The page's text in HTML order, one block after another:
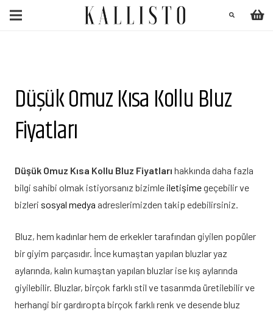
Düşük Omuz Kısa Kollu Bluz
Fiyatları
Düşük Omuz Kısa Kollu Bluz Fiyatları hakkında daha fazla
bilgi sahibi olmak istiyorsanız bizimle iletişimegeçebilir ve
bizleri sosyal medya adreslerimizden takip edebilirsiniz.
Bluz, hem kadınlar hem de erkekler tarafından giyilen popüler
bir giyim parçasıdır. İnce kumaştan yapılan bluzlar yaz
aylarında, kalın kumaştan yapılan bluzlar ise kış aylarında
giyilebilir. Bluzlar, birçok farklı stil ve tasarımda üretilebilir ve
herhangi bir gardıropta birçok farklı renk ve desende bluz